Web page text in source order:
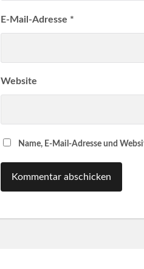
E-Mail-Adresse *
Website
Name, E-Mail-Adresse und